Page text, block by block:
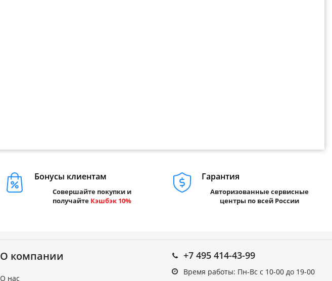
Бонусы клиентам
Совершайте покупки и
получайте Кэшбэк 10%
Гарантия
Авторизованные сервисные
центры по всей России
О компании
О нас
+7 495 414-43-99
Время работы: Пн-Вс с 10-00 до 19-00